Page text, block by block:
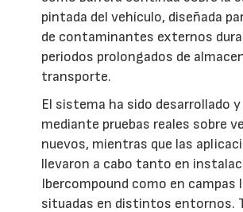
pintada del vehículo, diseñada
de contaminantes externos
periodos prolongados de
transporte.
El sistema ha sido desarrollado
mediante pruebas reales sobre
nuevos, mientras que las
llevaron a cabo tanto en
Ibercompound como en campas
situadas en distintos entornos.